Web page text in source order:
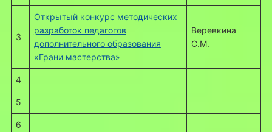
3
Открытый конкурс методических
разработок педагогов
дополнительного образования
«Грани мастерства»
Веревкина
С.М.
4
5
6